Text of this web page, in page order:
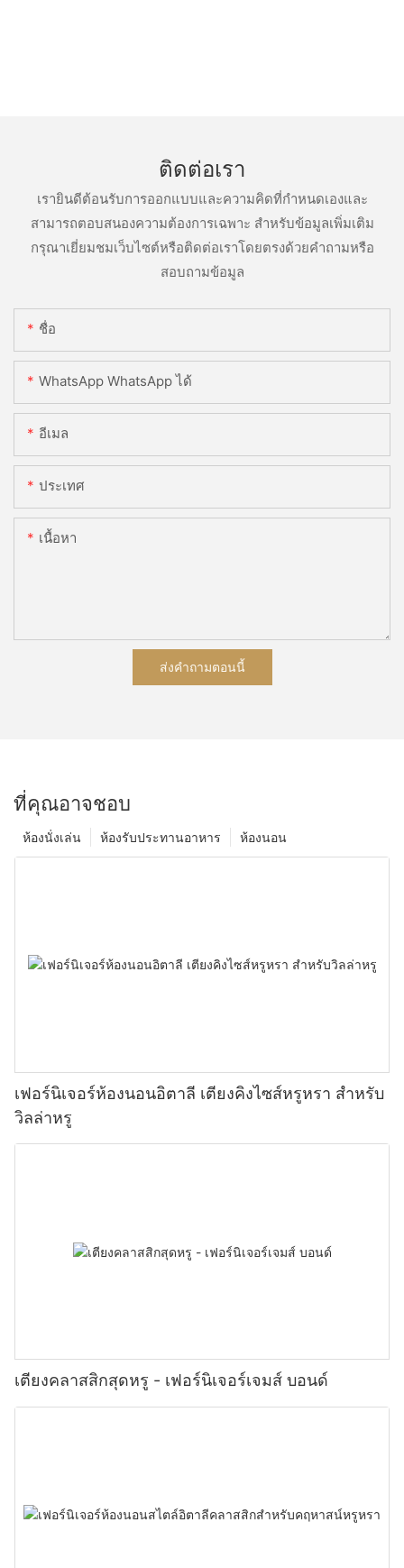
ติดต่อเรา
เรายินดีต้อนรับการออกแบบและความคิดที่กำหนดเองและ
สามารถตอบสนองความต้องการเฉพาะ สำหรับข้อมูลเพิ่มเติม
กรุณาเยี่ยมชมเว็บไซต์หรือติดต่อเราโดยตรงด้วยคำถามหรือ
สอบถามข้อมูล
ชื่อ
WhatsApp WhatsApp ได้
อีเมล
ประเทศ
เนื้อหา
ส่งคำถามตอนนี้
ที่คุณอาจชอบ
ห้องนอน
ห้องรับประทานอาหาร
ห้องนั่งเล่น
เฟอร์นิเจอร์ห้องนอนอิตาลี เตียงคิงไซส์หรูหรา สำหรับ
วิลล่าหรู
เตียงคลาสสิกสุดหรู - เฟอร์นิเจอร์เจมส์ บอนด์